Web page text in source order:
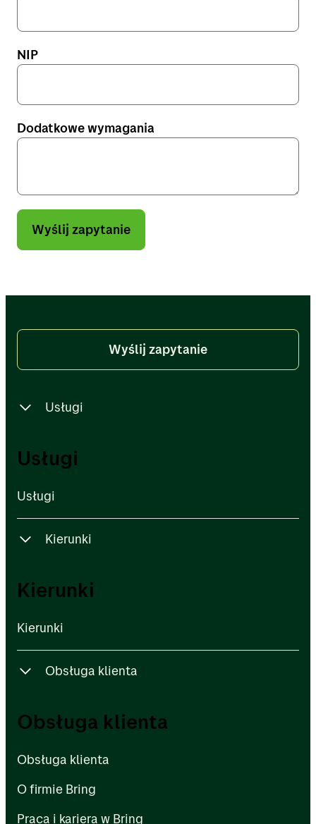
NIP
Dodatkowe wymagania
Wyślij zapytanie
Wyślij zapytanie
Usługi
Usługi
Usługi
Usługi
Kierunki
Kierunki
Kierunki
Kierunki
Obsługa klienta
Obsługa klienta
Obsługa klienta
Obsługa klienta
O firmie Bring
Praca i kariera w Bring